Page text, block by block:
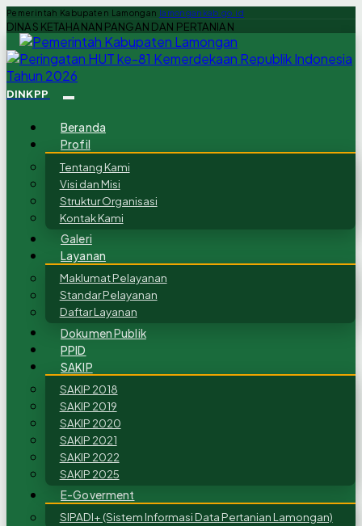
Pemerintah Kabupaten Lamongan lamongankab.go.id
DINAS KETAHANAN PANGAN DAN PERTANIAN
DINKPP
Beranda
Profil
Tentang Kami
Visi dan Misi
Struktur Organisasi
Kontak Kami
Galeri
Layanan
Maklumat Pelayanan
Standar Pelayanan
Daftar Layanan
Dokumen Publik
PPID
SAKIP
SAKIP 2018
SAKIP 2019
SAKIP 2020
SAKIP 2021
SAKIP 2022
SAKIP 2025
E-Goverment
SIPADI+ (Sistem Informasi Data Pertanian Lamongan)